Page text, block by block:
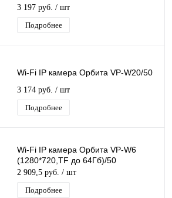
3,6мм)/75
3 197 руб. / шт
Подробнее
Wi-Fi IP камера Орбита VP-W20/50
3 174 руб. / шт
Подробнее
Wi-Fi IP камера Орбита VP-W6
(1280*720,TF до 64Гб)/50
2 909,5 руб. / шт
Подробнее